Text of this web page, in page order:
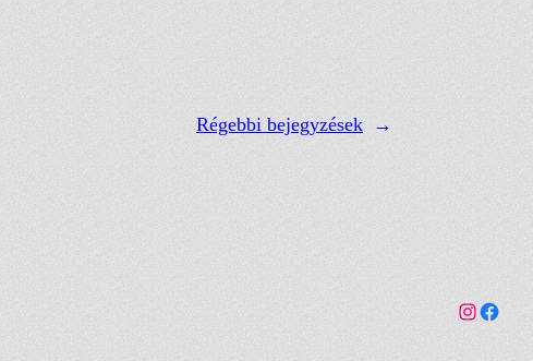
Régebbi bejegyzések →
Link a Furcsa Dolgok Instagram fiókhoz